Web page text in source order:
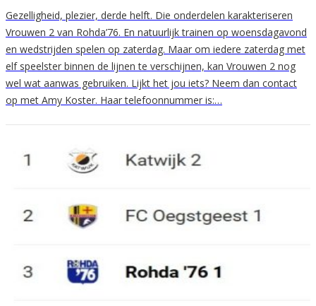
Gezelligheid, plezier, derde helft. Die onderdelen karakteriseren
Vrouwen 2 van Rohda’76. En natuurlijk trainen op woensdagavond
en wedstrijden spelen op zaterdag. Maar om iedere zaterdag met
elf speelster binnen de lijnen te verschijnen, kan Vrouwen 2 nog
wel wat aanwas gebruiken. Lijkt het jou iets? Neem dan contact
op met Amy Koster. Haar telefoonnummer is:…